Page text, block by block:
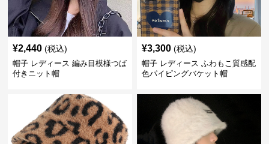
¥2,440 (税込)
帽子 レディース 編み目模様つば
付きニット帽
¥3,300 (税込)
帽子 レディース ふわもこ質感配
色パイピングバケット帽